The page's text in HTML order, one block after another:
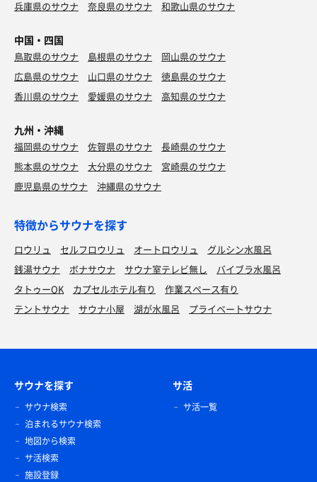
兵庫県のサウナ
奈良県のサウナ 和歌山県のサウナ
中国・四国
鳥取県のサウナ 島根県のサウナ
岡山県のサウナ
広島県のサウナ
山口県のサウナ
徳島県のサウナ
香川県のサウナ
愛媛県のサウナ 高知県のサウナ
九州・沖縄
福岡県のサウナ 佐賀県のサウナ
長崎県のサウナ
熊本県のサウナ
大分県のサウナ
宮崎県のサウナ
鹿児島県のサウナ
沖縄県のサウナ
特徴からサウナを探す
ロウリュ セルフロウリュ オートロウリュ
グルシン水風呂
銭湯サウナ
ボナサウナ サウナ室テレビ無し
バイブラ水風呂
タトゥーOK
カプセルホテル有り
作業スペース有り
テントサウナ
サウナ小屋 湖が水風呂 プライベートサウナ
サウナを探す
サウナ検索
泊まれるサウナ検索
地図から検索
サ活検索
施設登録
サ活
サ活一覧